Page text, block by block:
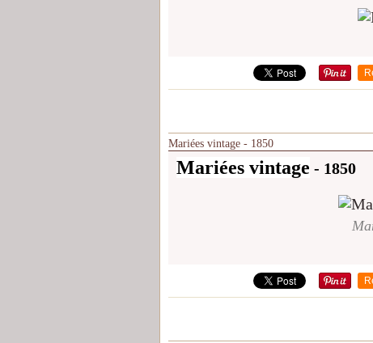
Mariées vintage - 1850
Mariées vintage - 1850